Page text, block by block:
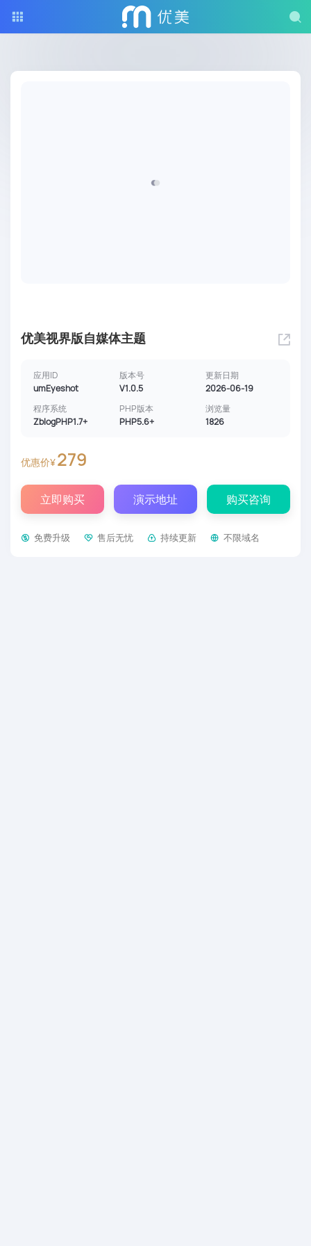
优美视界版自媒体主题
应用ID
umEyeshot
版本号
V1.0.5
更新日期
2026-06-19
程序系统
ZblogPHP1.7+
PHP版本
PHP5.6+
浏览量
1826
优惠价¥279
立即购买 演示地址 购买咨询
免费升级 售后无忧 持续更新 不限域名